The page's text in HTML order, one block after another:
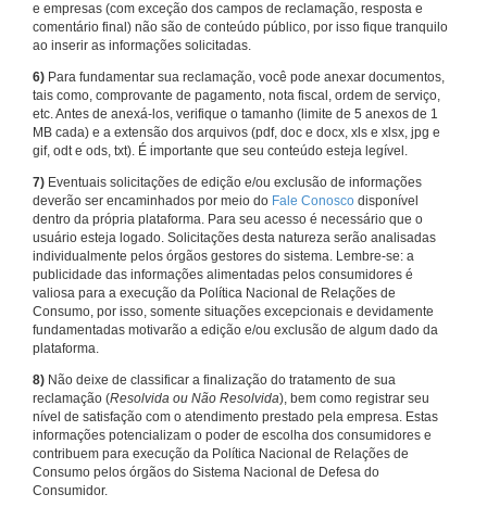
e empresas (com exceção dos campos de reclamação, resposta e
comentário final) não são de conteúdo público, por isso fique tranquilo
ao inserir as informações solicitadas.
6) Para fundamentar sua reclamação, você pode anexar documentos,
tais como, comprovante de pagamento, nota fiscal, ordem de serviço,
etc. Antes de anexá-los, verifique o tamanho (limite de 5 anexos de 1
MB cada) e a extensão dos arquivos (pdf, doc e docx, xls e xlsx, jpg e
gif, odt e ods, txt). É importante que seu conteúdo esteja legível.
7) Eventuais solicitações de edição e/ou exclusão de informações
deverão ser encaminhados por meio do Fale Conosco disponível
dentro da própria plataforma. Para seu acesso é necessário que o
usuário esteja logado. Solicitações desta natureza serão analisadas
individualmente pelos órgãos gestores do sistema. Lembre-se: a
publicidade das informações alimentadas pelos consumidores é
valiosa para a execução da Política Nacional de Relações de
Consumo, por isso, somente situações excepcionais e devidamente
fundamentadas motivarão a edição e/ou exclusão de algum dado da
plataforma.
8) Não deixe de classificar a finalização do tratamento de sua
reclamação (Resolvida ou Não Resolvida), bem como registrar seu
nível de satisfação com o atendimento prestado pela empresa. Estas
informações potencializam o poder de escolha dos consumidores e
contribuem para execução da Política Nacional de Relações de
Consumo pelos órgãos do Sistema Nacional de Defesa do
Consumidor.